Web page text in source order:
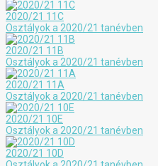
2020/21 11C
Osztályok a 2020/21 tanévben
2020/21 11B
Osztályok a 2020/21 tanévben
2020/21 11A
Osztályok a 2020/21 tanévben
2020/21 10E
Osztályok a 2020/21 tanévben
2020/21 10D